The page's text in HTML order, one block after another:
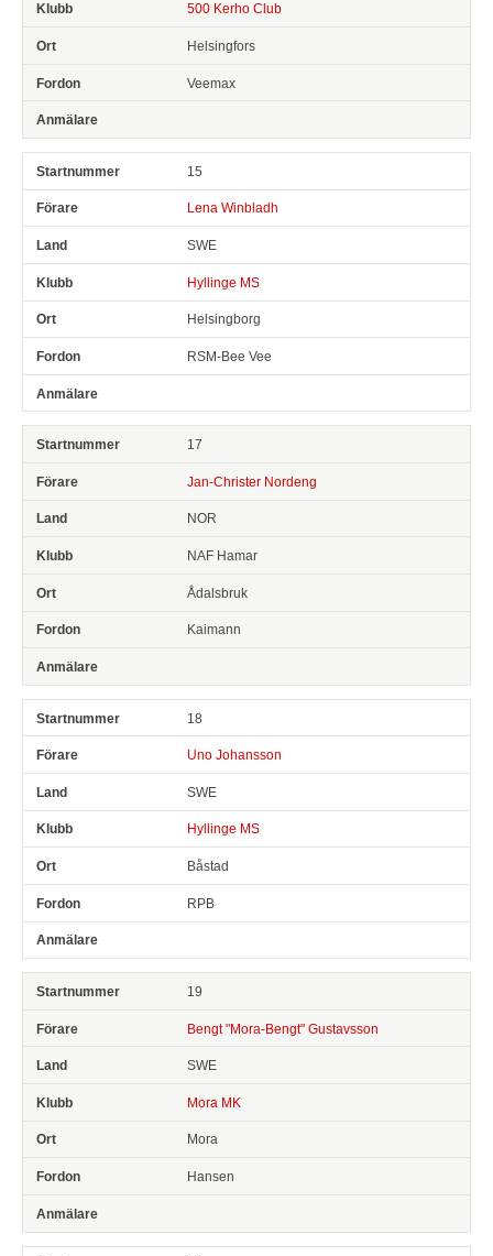
500 Kerho Club
Helsingfors
Veemax
15
Lena Winbladh
SWE
Hyllinge MS
Helsingborg
RSM-Bee Vee
17
Jan-Christer Nordeng
NOR
NAF Hamar
Ådalsbruk
Kaimann
18
Uno Johansson
SWE
Hyllinge MS
Båstad
RPB
19
Bengt "Mora-Bengt" Gustavsson
SWE
Mora MK
Mora
Hansen